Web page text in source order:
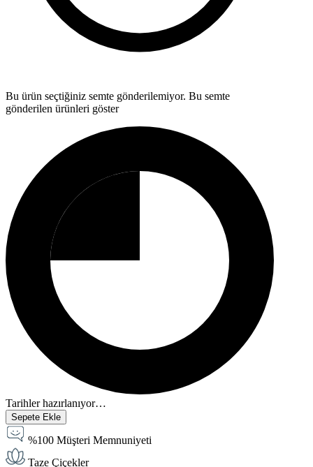
Bu ürün seçtiğiniz semte gönderilemiyor. Bu semte
gönderilen ürünleri göster
Tarihler hazırlanıyor…
Sepete Ekle
%100 Müşteri Memnuniyeti
Taze Çiçekler